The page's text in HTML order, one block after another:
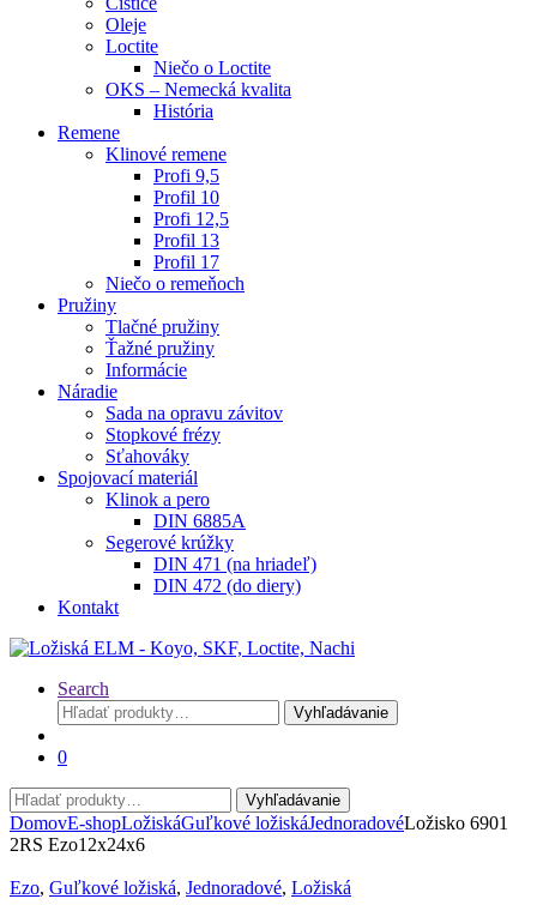
Oleje
Loctite
Niečo o Loctite
OKS – Nemecká kvalita
História
Remene
Klinové remene
Profi 9,5
Profil 10
Profi 12,5
Profil 13
Profil 17
Niečo o remeňoch
Pružiny
Tlačné pružiny
Ťažné pružiny
Informácie
Náradie
Sada na opravu závitov
Stopkové frézy
Sťahováky
Spojovací materiál
Klinok a pero
DIN 6885A
Segerové krúžky
DIN 471 (na hriadeľ)
DIN 472 (do diery)
Kontakt
Search
Hľadať:
Vyhľadávanie
0
Hľadať:
Vyhľadávanie
DomovE-shopLožiskáGuľkové ložiskáJednoradovéLožisko 6901
2RS Ezo12x24x6
Ezo, Guľkové ložiská, Jednoradové, Ložiská